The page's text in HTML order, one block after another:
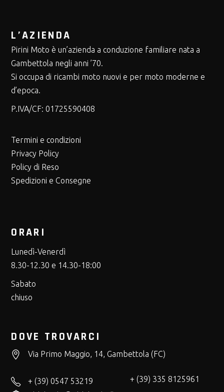
L’AZIENDA
Pirini Moto è un’azienda a conduzione familiare nata a
Gambettola negli anni ’70.
Si occupa di ricambi moto nuovi e per moto moderne e
d’epoca.
P.IVA/CF:01725590408
Termini e condizioni
Privacy Policy
Policy di Reso
Spedizioni e Consegne
ORARI
Lunedì-Venerdì
8.30-12.30 e 14.30-18:00
Sabato
chiuso
DOVE TROVARCI
Via Primo Maggio, 14, Gambettola (FC)
+ (39) 0547 53219
+ (39) 335 8125961